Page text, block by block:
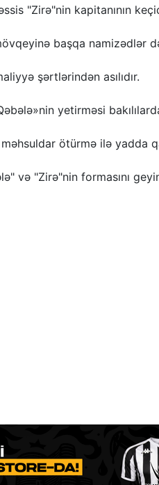
"Zirə"nin kapitanının
başqa namizədlər
şərtlərindən asılıdır.
yetirməsi
ötürmə ilə yadda
və "Zirə"nin formasını